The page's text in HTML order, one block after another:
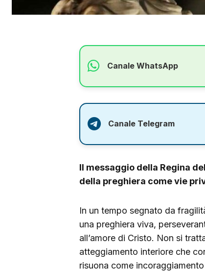
Canale WhatsApp
Canale Telegram
Il messaggio della Regina
della preghiera come vie
In un tempo segnato da
una preghiera viva,
all’amore di Cristo. Non si
atteggiamento interiore che
risuona come